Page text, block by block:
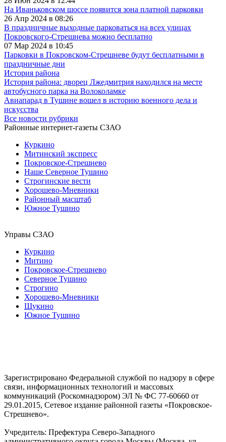
На Иваньковском шоссе появится зона платной парковки
26 Апр 2024 в 08:26
В праздничные выходные парковаться на всех улицах
Покровского-Стрешнева можно бесплатно
07 Мар 2024 в 10:45
Парковки в Покровском-Стрешневе будут бесплатными в
праздничные дни
История района
История района: дворец Лжедмитрия находился на месте
автобусного парка на Волоколамке
Авиапарад в Тушине вошел в историю военного дела и
искусства
Все новости рубрики
Районные интернет-газеты СЗАО
Куркино
Митинский экспресс
Покровское-Стрешнево
Наше Северное Тушино
Строгинские вести
Хорошево-Мневники
Районный масштаб
Южное Тушино
Управы СЗАО
Куркино
Митино
Покровское-Стрешнево
Северное Тушино
Строгино
Хорошево-Мневники
Щукино
Южное Тушино
Зарегистрировано Федеральной службой по надзору в сфере
связи, информационных технологий и массовых
коммуникаций (Роскомнадзором) ЭЛ № ФС 77-60660 от
29.01.2015, Сетевое издание районной газеты «Покровское-
Стрешнево».
Учредитель: Префектура Северо-Западного